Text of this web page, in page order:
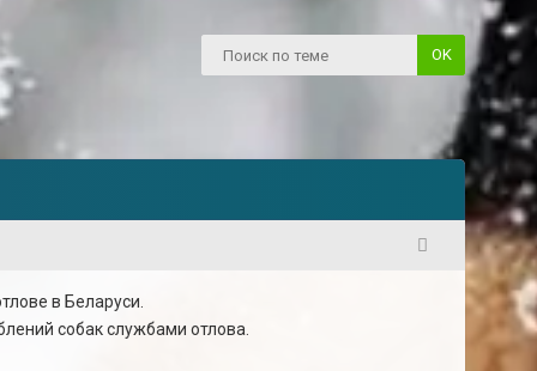
в Беларуси.
собак службами отлова.